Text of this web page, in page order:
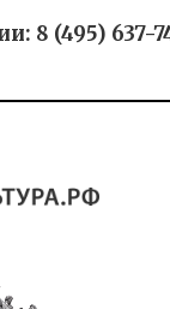
8 (495) 637-